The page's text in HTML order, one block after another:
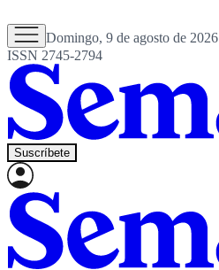
Domingo, 9 de agosto de 2026
ISSN 2745-2794
Suscríbete